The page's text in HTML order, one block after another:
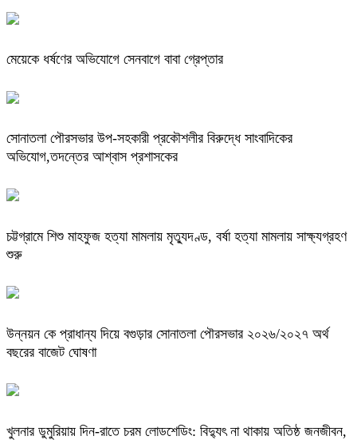
মেয়েকে ধর্ষণের অভিযোগে সেনবাগে বাবা গ্রেপ্তার
সোনাতলা পৌরসভার উপ-সহকারী প্রকৌশলীর বিরুদ্ধে সাংবাদিকের
অভিযোগ,তদন্তের আশ্বাস প্রশাসকের
চট্টগ্রামে শিশু মাহফুজ হত্যা মামলায় মৃত্যুদণ্ড, বর্ষা হত্যা মামলায় সাক্ষ্যগ্রহণ
শুরু
উন্নয়ন কে প্রাধান্য দিয়ে বগুড়ার সোনাতলা পৌরসভার ২০২৬/২০২৭ অর্থ
বছরের বাজেট ঘোষণা
খুলনার ডুমুরিয়ায় দিন-রাতে চরম লোডশেডিং: বিদ্যুৎ না থাকায় অতিষ্ঠ জনজীবন,